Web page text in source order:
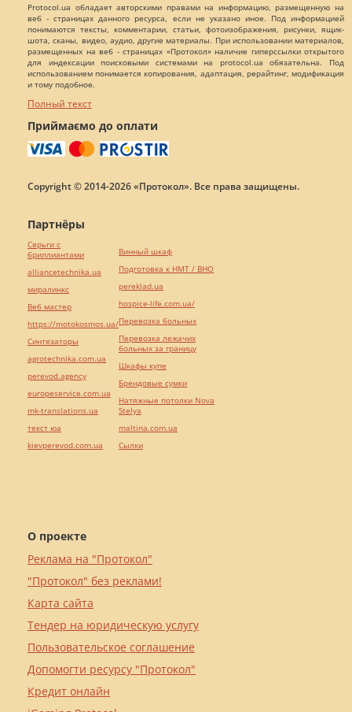
Protocol.ua обладает авторскими правами на информацию, размещенную на
веб - страницах данного ресурса, если не указано иное. Под информацией
понимаются тексты, комментарии, статьи, фотоизображения, рисунки, ящик-
шота, сканы, видео, аудио, другие материалы. При использовании материалов,
размещенных на веб - страницах «Протокол» наличие гиперссылки открытого
для индексации поисковыми системами на protocol.ua обязательна. Под
использованием понимается копирования, адаптация, рерайтинг, модификация
и тому подобное.
Полный текст
Приймаємо до оплати
Copyright © 2014-2026 «Протокол». Все права защищены.
О проекте
Реклама на "Протокол"
"Протокол" без реклами!
Карта сайта
Тендер на юридическую услугу
Пользовательское соглашение
Допомогти ресурсу "Протокол"
Кредит онлайн
Партнёры
Серьги с
бриллиантами
alliancetechnika.ua
миралинкс
Веб мастер
https://motokosmos.ua/
Синтезаторы
agrotechnika.com.ua
perevod.agency
europeservice.com.ua
mk-translations.ua
текст юа
kievperevod.com.ua
Винный шкаф
Подготовка к НМТ / ВНО
pereklad.ua
hospice-life.com.ua/
Перевозка больных
Перевозка лежачих
больных за границу
Шкафы купе
Брендовые сумки
Натяжные потолки Nova
Stelya
maltina.com.ua
Cылки